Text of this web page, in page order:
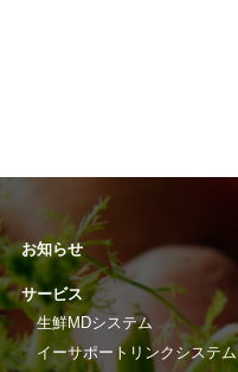
お知らせ
サービス
生鮮MDシステム
イーサポートリンクシステム